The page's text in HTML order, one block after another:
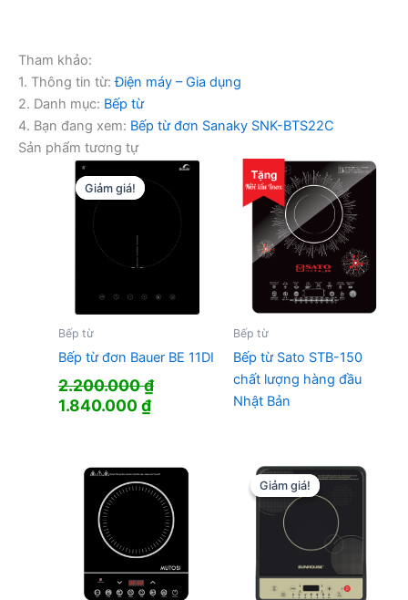
Tham khảo:
1. Thông tin từ:Điện máy – Gia dụng
2. Danh mục: Bếp từ
4. Bạn đang xem: Bếp từ đơn Sanaky SNK-BTS22C
Sản phẩm tương tự
Giảm giá!
Giảm giá!
Bếp từ
Bếp từ đơn Bauer BE 11DI
2.200.000₫
Giá
2.200.000 ₫.
1.840.000₫Giá
là:
1.840.000 ₫.
Bếp từ
Bếp từ Sato STB-150
chất lượng hàng đầu
Nhật Bản
Giảm giá!
Giảm giá!